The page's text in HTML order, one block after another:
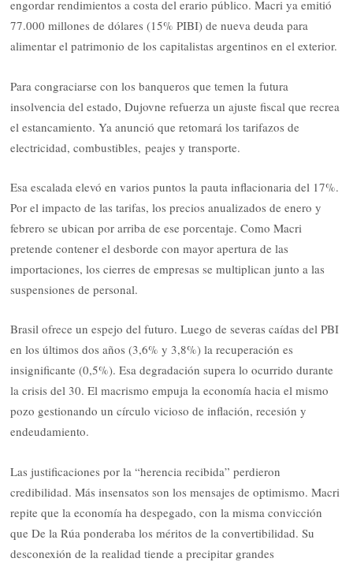
engordar rendimientos a costa del erario público. Macri ya emitió
77.000 millones de dólares (15% PIBI) de nueva deuda para
alimentar el patrimonio de los capitalistas argentinos en el exterior.
Para congraciarse con los banqueros que temen la futura
insolvencia del estado, Dujovne refuerza un ajuste fiscal que recrea
el estancamiento. Ya anunció que retomará los tarifazos de
electricidad, combustibles, peajes y transporte.
Esa escalada elevó en varios puntos la pauta inflacionaria del 17%.
Por el impacto de las tarifas, los precios anualizados de enero y
febrero se ubican por arriba de ese porcentaje. Como Macri
pretende contener el desborde con mayor apertura de las
importaciones, los cierres de empresas se multiplican junto a las
suspensiones de personal.
Brasil ofrece un espejo del futuro. Luego de severas caídas del PBI
en los últimos dos años (3,6% y 3,8%) la recuperación es
insignificante (0,5%). Esa degradación supera lo ocurrido durante
la crisis del 30. El macrismo empuja la economía hacia el mismo
pozo gestionando un círculo vicioso de inflación, recesión y
endeudamiento.
Las justificaciones por la “herencia recibida” perdieron
credibilidad. Más insensatos son los mensajes de optimismo. Macri
repite que la economía ha despegado, con la misma convicción
que De la Rúa ponderaba los méritos de la convertibilidad. Su
desconexión de la realidad tiende a precipitar grandes